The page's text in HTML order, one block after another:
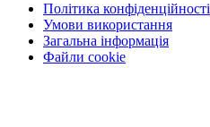
Політика конфіденційності
Умови використання
Загальна інформація
Файли cookie